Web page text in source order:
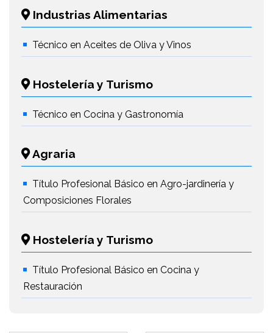
Industrias Alimentarias
Técnico en Aceites de Oliva y Vinos
Hostelería y Turismo
Técnico en Cocina y Gastronomía
Agraria
Título Profesional Básico en Agro-jardinería y
Composiciones Florales
Hostelería y Turismo
Título Profesional Básico en Cocina y
Restauración